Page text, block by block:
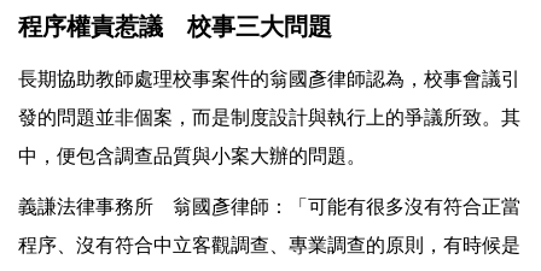
程序權責惹議 校事三大問題
長期協助教師處理校事案件的翁國彥律師認為，校事會議引
發的問題並非個案，而是制度設計與執行上的爭議所致。其
中，便包含調查品質與小案大辦的問題。
義謙法律事務所 翁國彥律師：「可能有很多沒有符合正當
程序、沒有符合中立客觀調查、專業調查的原則，有時候是